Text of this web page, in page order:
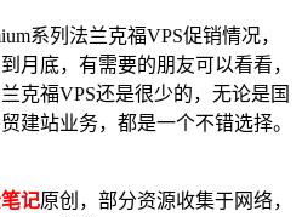
系列法兰克福VPS促销情况，
月底，有需要的朋友可以看看，
克福VPS还是很少的，无论是国
建站业务，都是一个不错选择。
记原创，部分资源收集于网络，